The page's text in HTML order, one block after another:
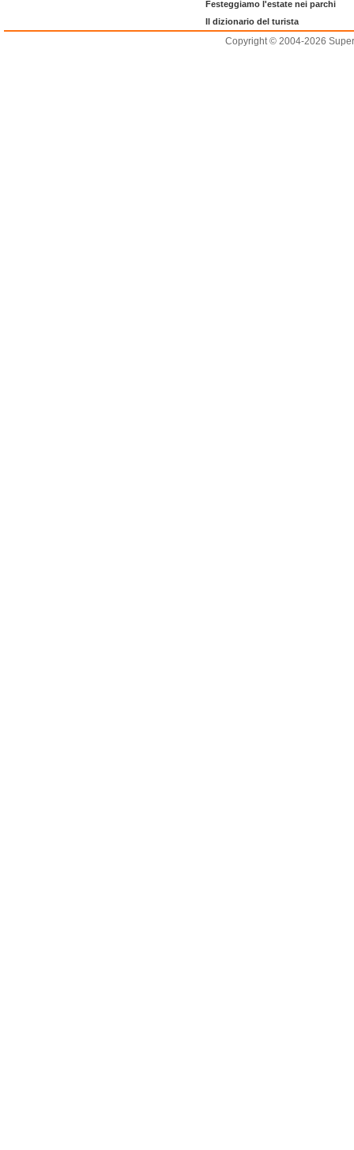
Festeggiamo l'estate nei parchi
Il dizionario del turista
Copyright © 2004-2026